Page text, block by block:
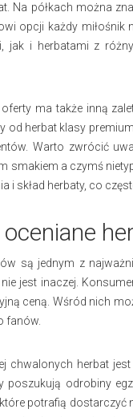
Na półkach można
opcji każdy miłośnik
jak i herbatami z
ma także inną
od herbat klasy
Warto zwrócić
smakiem a czymś
i skład herbaty, co
oceniane
są jednym z
jest inaczej.
ceną. Wśród nich
fanów.
chwalonych herbat
poszukują odrobiny
potrafią dostarczyć